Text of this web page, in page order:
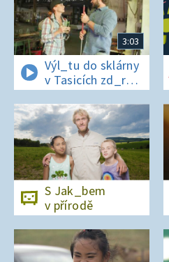
3:03
Výl_tu do sklárny
v Tasicích zd_r
a Čern_bílovi
zm_r!
S Jak_bem
v přírodě